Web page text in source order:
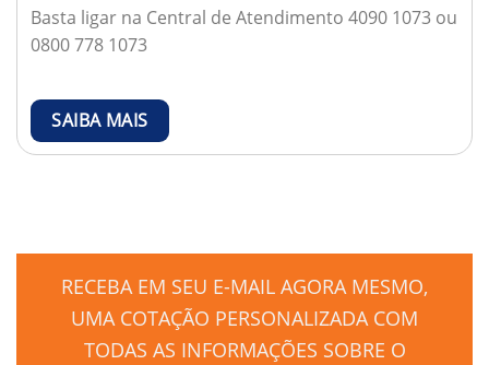
Basta ligar na Central de Atendimento 4090 1073 ou
0800 778 1073
SAIBA MAIS
RECEBA EM SEU E-MAIL AGORA MESMO,
UMA COTAÇÃO PERSONALIZADA COM
TODAS AS INFORMAÇÕES SOBRE O